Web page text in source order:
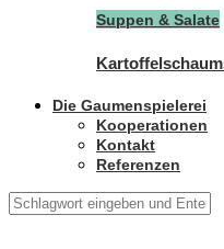
Suppen & Salate
Die Gaumenspielerei
Kooperationen
Kontakt
Referenzen